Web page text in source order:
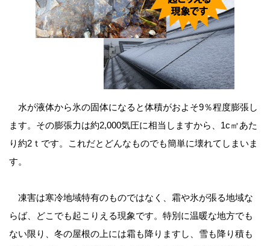
水が液体から氷の固体になると体積がおよそ9％程度膨張し
ます。その膨張力は約2,000気圧に相当しますから、1c㎡あた
り約2ｔです。これだとどんなものでも簡単に壊れてしまいま
す。
凍害は寒冷地域特有のものではなく、霜や氷が張る地域な
らば、どこでも起こりえる現象です。特別に温暖な地方でも
ない限り、冬の屋根の上には霜も降りますし、雪も降り積も